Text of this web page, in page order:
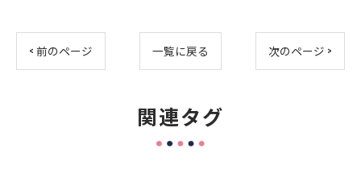
< 前のページ 一覧に戻る 次のページ >
関連タグ